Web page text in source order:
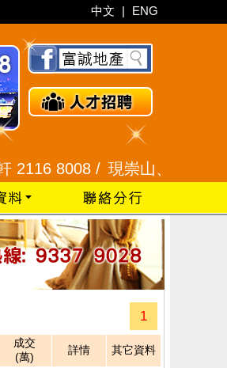
中文 | ENG
8008 /現崇山、譽港灣
1
成交
(萬)
詳情 其它資料